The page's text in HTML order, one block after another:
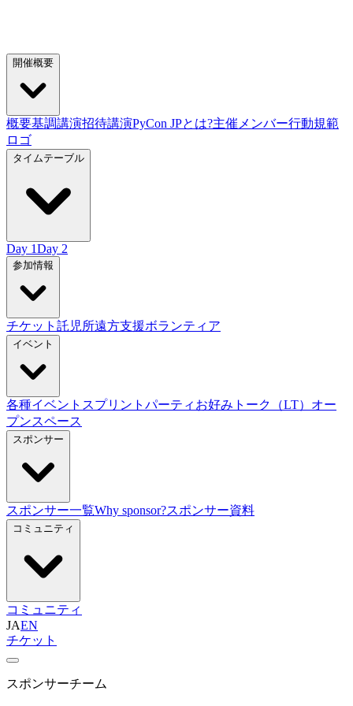
開催概要
概要基調講演招待講演PyCon JPとは?主催メンバー行動規範
ロゴ
タイムテーブル
Day 1Day 2
参加情報
チケット 託児所遠方支援ボランティア
イベント
各種イベント スプリント パーティ お好みトーク（LT） オー
プンスペース
スポンサー
スポンサー一覧Why sponsor?スポンサー資料
コミュニティ
コミュニティ
JAEN
チケット
スポンサーチーム